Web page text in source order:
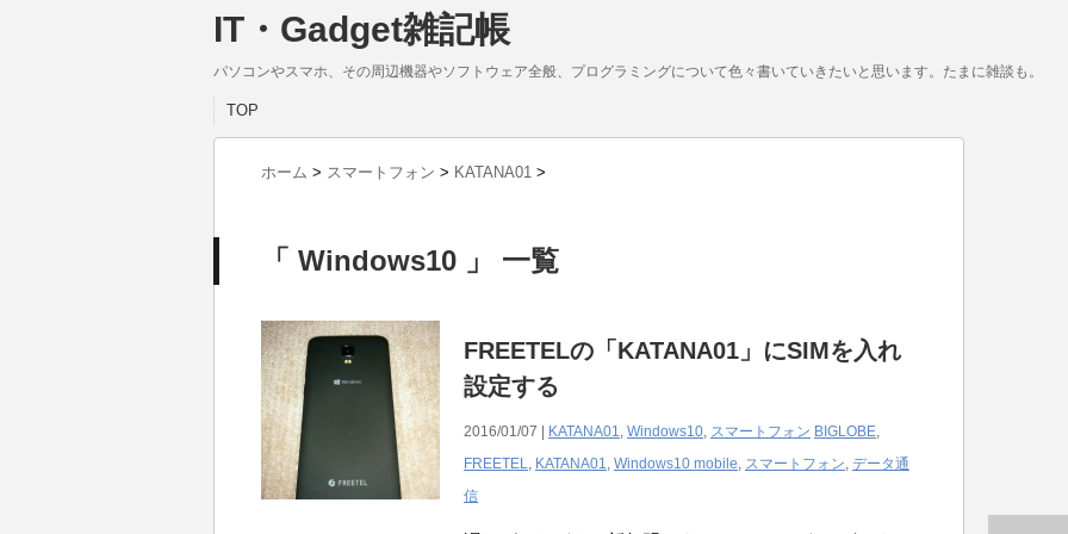
IT・Gadget雑記帳
パソコンやスマホ、その周辺機器やソフトウェア全般、プログラミングについて色々書いていきたいと思います。たまに雑談も。
TOP
ホーム > スマートフォン > KATANA01 >
「 Windows10 」 一覧
FREETELの「KATANA01」にSIMを入れ
設定する
2016/01/07 | KATANA01, Windows10, スマートフォン BIGLOBE,
FREETEL, KATANA01, Windows10 mobile, スマートフォン, データ通
信